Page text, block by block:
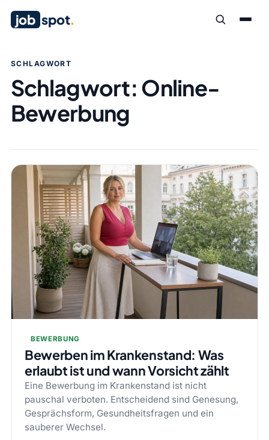
job spot.
SCHLAGWORT
Schlagwort:Online-
Bewerbung
BEWERBUNG
Bewerben im Krankenstand: Was
erlaubt ist und wann Vorsicht zählt
Eine Bewerbung im Krankenstand ist nicht
pauschal verboten. Entscheidend sind Genesung,
Gesprächsform, Gesundheitsfragen und ein
sauberer Wechsel.